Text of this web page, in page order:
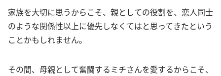
家族を大切に思うからこそ、親としての役割を、恋人同士
のような関係性以上に優先しなくてはと思ってきたという
ことかもしれません。
その間、母親として奮闘するミチさんを愛するからこそ、